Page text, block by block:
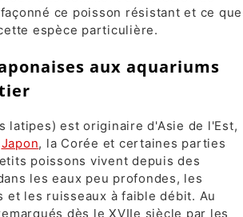
ce poisson résistant et ce que
espèce particulière.
aux aquariums
latipes) est originaire d'Asie de l'Est,
Japon, la Corée et certaines parties
poissons vivent depuis des
les eaux peu profondes, les
et les ruisseaux à faible débit. Au
dès le XVIIe siècle par les